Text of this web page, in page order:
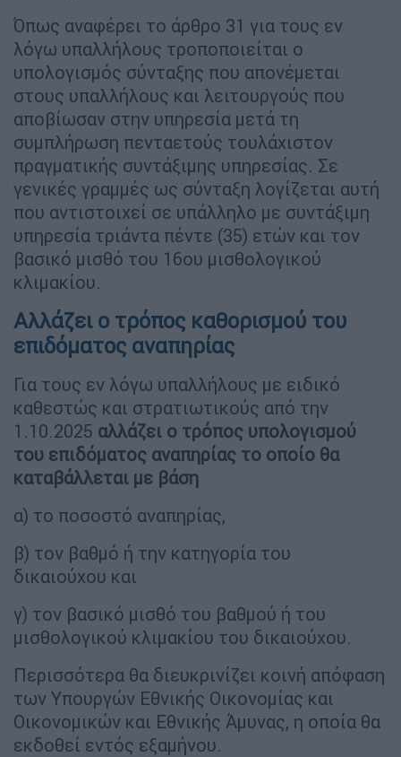
Όπως αναφέρει το άρθρο 31 για τους εν
λόγω υπαλλήλους τροποποιείται ο
υπολογισμός σύνταξης που απονέμεται
στους υπαλλήλους και λειτουργούς που
αποβίωσαν στην υπηρεσία μετά τη
συμπλήρωση πενταετούς τουλάχιστον
πραγματικής συντάξιμης υπηρεσίας. Σε
γενικές γραμμές ως σύνταξη λογίζεται αυτή
που αντιστοιχεί σε υπάλληλο με συντάξιμη
υπηρεσία τριάντα πέντε (35) ετών και τον
βασικό μισθό του 16ου μισθολογικού
κλιμακίου.
Αλλάζει ο τρόπος καθορισμού του
επιδόματος αναπηρίας
Για τους εν λόγω υπαλλήλους με ειδικό
καθεστώς και στρατιωτικούς από την
1.10.2025 αλλάζει ο τρόπος υπολογισμού
του επιδόματος αναπηρίας το οποίο θα
καταβάλλεται με βάση
α) το ποσοστό αναπηρίας,
β) τον βαθμό ή την κατηγορία του
δικαιούχου και
γ) τον βασικό μισθό του βαθμού ή του
μισθολογικού κλιμακίου του δικαιούχου.
Περισσότερα θα διευκρινίζει κοινή απόφαση
των Υπουργών Εθνικής Οικονομίας και
Οικονομικών και Εθνικής Άμυνας, η οποία θα
εκδοθεί εντός εξαμήνου.